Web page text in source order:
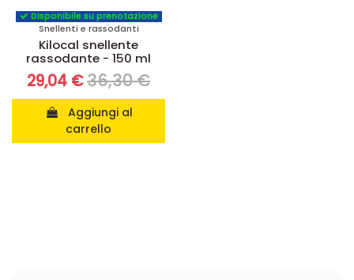
Disponibile su prenotazione
Snellenti e rassodanti
Kilocal snellente
rassodante - 150 ml
29,04 €36,30 €
carrello